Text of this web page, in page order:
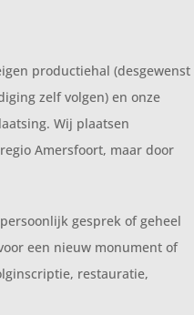
productiehal (desgewenst
zelf volgen) en onze
Wij plaatsen
Amersfoort, maar door
gesprek of geheel
een nieuw monument of
restauratie,